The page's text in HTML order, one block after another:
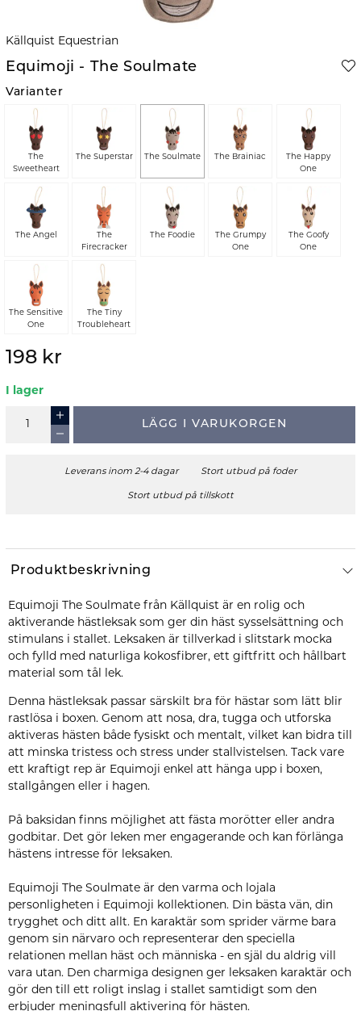
Källquist Equestrian
Equimoji - The Soulmate
Varianter
The
Sweetheart
The Superstar The Soulmate The Brainiac
The Happy
One
The Angel
The
Firecracker
The Foodie
The Grumpy
One
The Goofy
One
The Sensitive
One
The Tiny
Troubleheart
198 kr
I lager
LÄGG I VARUKORGEN
Leverans inom 2-4 dagar Stort utbud på foder
Stort utbud på tillskott
Produktbeskrivning
Equimoji The Soulmate från Källquist är en rolig och
aktiverande hästleksak som ger din häst sysselsättning och
stimulans i stallet. Leksaken är tillverkad i slitstark mocka
och fylld med naturliga kokosfibrer, ett giftfritt och hållbart
material som tål lek.
Denna hästleksak passar särskilt bra för hästar som lätt blir
rastlösa i boxen. Genom att nosa, dra, tugga och utforska
aktiveras hästen både fysiskt och mentalt, vilket kan bidra till
att minska tristess och stress under stallvistelsen. Tack vare
ett kraftigt rep är Equimoji enkel att hänga upp i boxen,
stallgången eller i hagen.
På baksidan finns möjlighet att fästa morötter eller andra
godbitar. Det gör leken mer engagerande och kan förlänga
hästens intresse för leksaken.
Equimoji The Soulmate är den varma och lojala
personligheten i Equimoji kollektionen. Din bästa vän, din
trygghet och ditt allt. En karaktär som sprider värme bara
genom sin närvaro och representerar den speciella
relationen mellan häst och människa - en själ du aldrig vill
vara utan. Den charmiga designen ger leksaken karaktär och
gör den till ett roligt inslag i stallet samtidigt som den
erbjuder meningsfull aktivering för hästen.